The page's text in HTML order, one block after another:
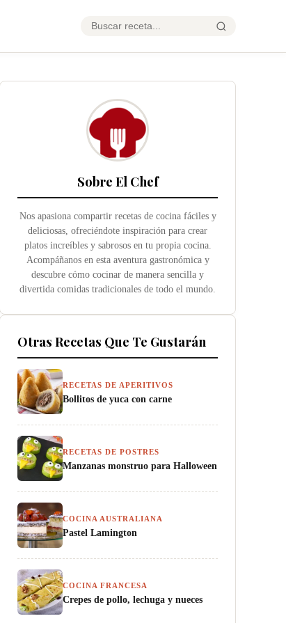
Sobre El Chef
Nos apasiona compartir recetas de cocina fáciles y
deliciosas, ofreciéndote inspiración para crear
platos increíbles y sabrosos en tu propia cocina.
Acompáñanos en esta aventura gastronómica y
descubre cómo cocinar de manera sencilla y
divertida comidas tradicionales de todo el mundo.
Otras Recetas Que Te Gustarán
RECETAS DE APERITIVOS
Bollitos de yuca con carne
RECETAS DE POSTRES
Manzanas monstruo para Halloween
COCINA AUSTRALIANA
Pastel Lamington
COCINA FRANCESA
Crepes de pollo, lechuga y nueces